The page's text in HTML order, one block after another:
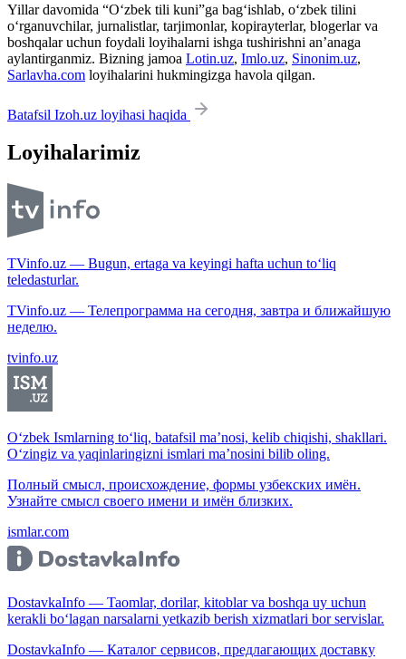
Yillar davomida “O‘zbek tili kuni”ga bag‘ishlab, o‘zbek tilini
o‘rganuvchilar, jurnalistlar, tarjimonlar, kopirayterlar, blogerlar va
boshqalar uchun foydali loyihalarni ishga tushirishni an’anaga
aylantirganmiz. Bizning jamoa Lotin.uz, Imlo.uz, Sinonim.uz,
Sarlavha.com loyihalarini hukmingizga havola qilgan.
Batafsil Izoh.uz loyihasi haqida
Loyihalarimiz
TVinfo.uz — Bugun, ertaga va keyingi hafta uchun to‘liq
teledasturlar.
TVinfo.uz — Телепрограмма на сегодня, завтра и ближайшую
неделю.
tvinfo.uz
O‘zbek Ismlarning to‘liq, batafsil ma’nosi, kelib chiqishi, shakllari.
O‘zingiz va yaqinlaringizni ismlari ma’nosini bilib oling.
Полный смысл, происхождение, формы узбекских имён.
Узнайте смысл своего имени и имён близких.
ismlar.com
DostavkaInfo — Taomlar, dorilar, kitoblar va boshqa uy uchun
kerakli bo‘lagan narsalarni yetkazib berish xizmatlari bor servislar.
DostavkaInfo — Каталог сервисов, предлагающих доставку